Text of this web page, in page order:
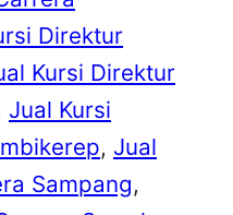
Direktur
Kursi Direktur
Jual Kursi
, Jual
Sampang